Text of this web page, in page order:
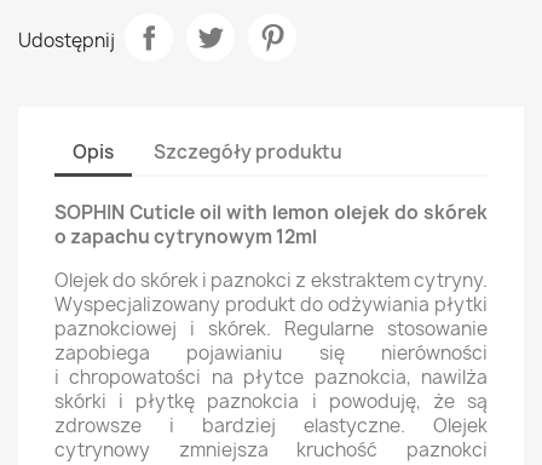
Udostępnij
Opis Szczegóły produktu
SOPHIN Cuticle oil with lemon olejek do skórek
o zapachu cytrynowym 12ml
Olejek do skórek i paznokci z ekstraktem cytryny.
Wyspecjalizowany produkt do odżywiania płytki
paznokciowej i skórek. Regularne stosowanie
zapobiega pojawianiu się nierówności
i chropowatości na płytce paznokcia, nawilża
skórki i płytkę paznokcia i powoduję, że są
zdrowsze i bardziej elastyczne. Olejek
cytrynowy zmniejsza kruchość paznokci